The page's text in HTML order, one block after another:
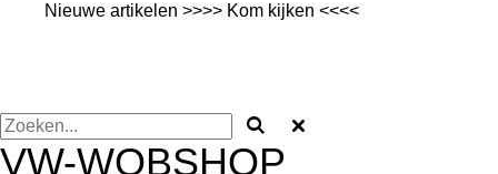
Nieuwe artikelen >>>> Kom kijken <<<<
VW-WOBSHOP